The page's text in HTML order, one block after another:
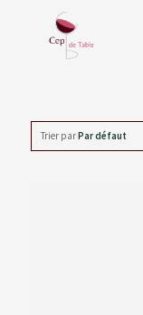
Trier parPar défaut